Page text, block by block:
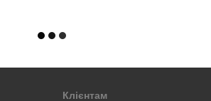
Клієнтам